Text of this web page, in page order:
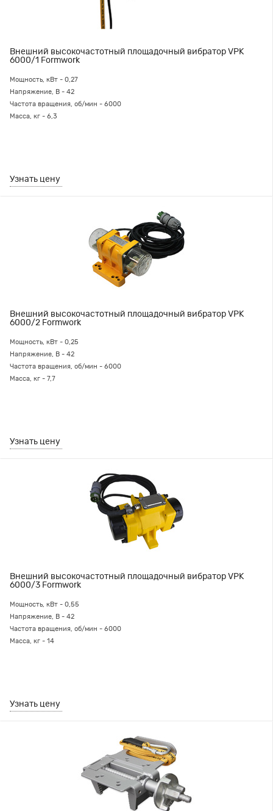
Внешний высокочастотный площадочный вибратор VPK
6000/1 Formwork
Мощность, кВт - 0,27
Напряжение, В - 42
Частота вращения, об/мин - 6000
Масса, кг - 6,3
Узнать цену
Внешний высокочастотный площадочный вибратор VPK
6000/2 Formwork
Мощность, кВт - 0,25
Напряжение, В - 42
Частота вращения, об/мин - 6000
Масса, кг - 7,7
Узнать цену
Внешний высокочастотный площадочный вибратор VPK
6000/3 Formwork
Мощность, кВт - 0,55
Напряжение, В - 42
Частота вращения, об/мин - 6000
Масса, кг - 14
Узнать цену